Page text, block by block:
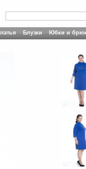
Блузки Юбки и